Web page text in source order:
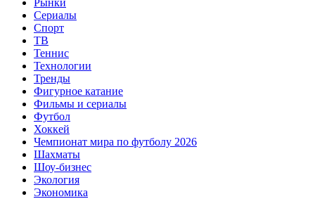
Сериалы
Спорт
ТВ
Теннис
Технологии
Тренды
Фигурное катание
Фильмы и сериалы
Футбол
Хоккей
Чемпионат мира по футболу 2026
Шахматы
Шоу-бизнес
Экология
Экономика